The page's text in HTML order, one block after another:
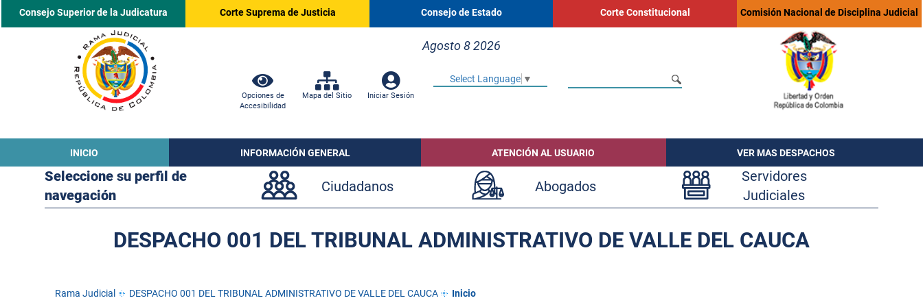
Consejo Superior de la Judicatura Corte Suprema de Justicia Consejo de Estado Corte Constitucional Comisión Nacional de Disciplina Judicial
Agosto 8 2026
Opciones de
Accesibilidad
Mapa del Sitio Iniciar Sesión
Select Language ▼
INICIO INFORMACIÓN GENERAL ATENCIÓN AL USUARIO VER MAS DESPACHOS
Seleccione su perfil de
navegación
Ciudadanos Abogados
Servidores
Judiciales
DESPACHO 001 DEL TRIBUNAL ADMINISTRATIVO DE VALLE DEL CAUCA
Rama Judicial DESPACHO 001 DEL TRIBUNAL ADMINISTRATIVO DE VALLE DEL CAUCA Inicio